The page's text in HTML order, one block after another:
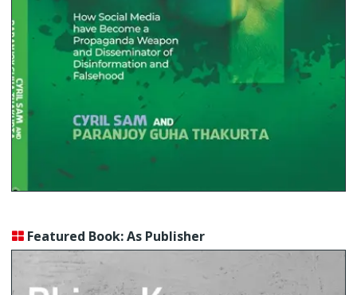
Featured Book: As Publisher